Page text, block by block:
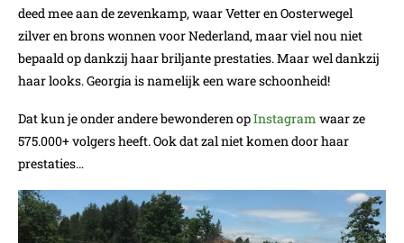
deed mee aan de zevenkamp, waar Vetter en Oosterwegel
zilver en brons wonnen voor Nederland, maar viel nou niet
bepaald op dankzij haar briljante prestaties. Maar wel dankzij
haar looks. Georgia is namelijk een ware schoonheid!
Dat kun je onder andere bewonderen opInstagram waar ze
575.000+ volgers heeft. Ook dat zal niet komen door haar
prestaties…